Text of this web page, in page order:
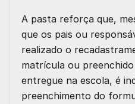
A pasta reforça que,
que os pais ou
realizado o
matrícula ou
entregue na escola, é
preenchimento do